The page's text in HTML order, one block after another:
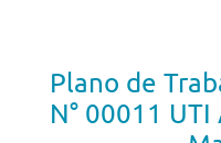
Plano de
N° 00011